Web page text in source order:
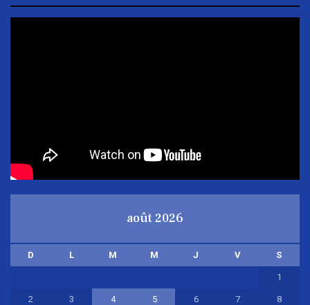
août 2026
D L M M J V S
1
2 3 4 5 6 7 8